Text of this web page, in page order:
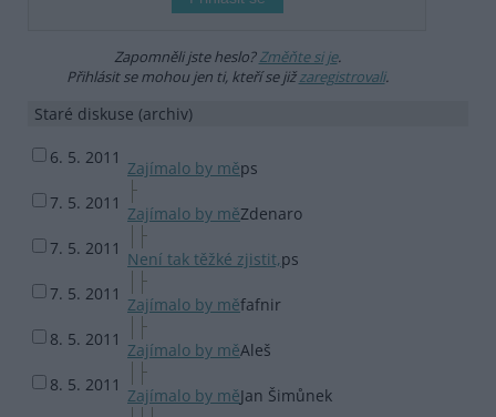
Zapomněli jste heslo?Změňte si je.
Přihlásit se mohou jen ti, kteří se jižzaregistrovali.
Staré diskuse (archiv)
6. 5. 2011
Zajímalo by měps
7. 5. 2011
Zajímalo by měZdenaro
7. 5. 2011
Není tak těžké zjistit,ps
7. 5. 2011
Zajímalo by měfafnir
8. 5. 2011
Zajímalo by měAleš
8. 5. 2011
Zajímalo by měJan Šimůnek